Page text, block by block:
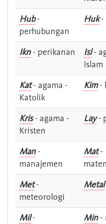
Hub-
perhubungan
Huk-
Ikn- perikanan Isl-
Islam
Kat- agama -
Katolik
Kim-
Kris- agama -
Kristen
Lay-
Man-
manajemen
Mat-
Met-
meteorologi
Metal
Mil-
Min-